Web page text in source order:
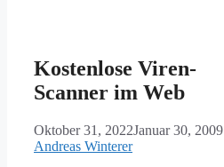
Kostenlose Viren-
Scanner im Web
Oktober 31, 2022Januar 30, 2009
Andreas Winterer